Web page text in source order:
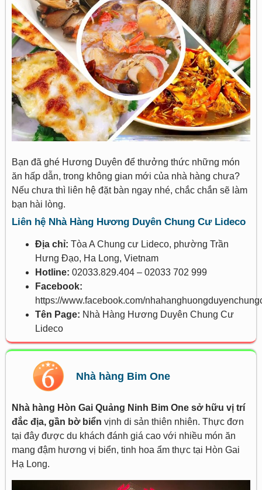
Bạn đã ghé Hương Duyên để thưởng thức những món
ăn hấp dẫn, trong không gian mới của nhà hàng chưa?
Nếu chưa thì liên hệ đặt bàn ngay nhé, chắc chắn sẽ làm
bạn hài lòng.
Liên hệ Nhà Hàng Hương Duyên Chung Cư Lideco
Địa chỉ: Tòa A Chung cư Lideco, phường Trần
Hưng Đạo, Ha Long, Vietnam
Hotline: 02033.829.404 – 02033 702 999
Facebook:
https://www.facebook.com/
Tên Page: Nhà Hàng Hương Duyên Chung Cư
Lideco
Nhà hàng Bim One
Nhà hàng Hòn Gai Quảng Ninh Bim One sở hữu vị trí
đắc địa, gần bờ biển vịnh di sản thiên nhiên. Thực đơn
tại đây được du khách đánh giá cao với nhiều món ăn
mang đậm hương vị biển, tinh hoa ẩm thực tại Hòn Gai
Hạ Long.